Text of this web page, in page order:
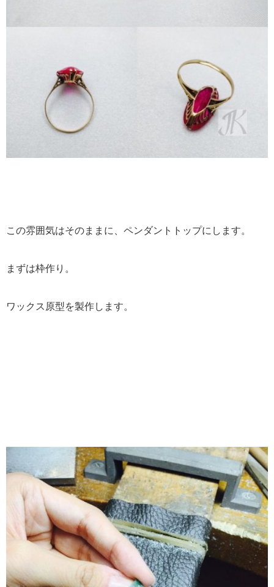
この雰囲気はそのままに、ペンダントトップにします。
まずは枠作り。
ワックス原型を製作します。